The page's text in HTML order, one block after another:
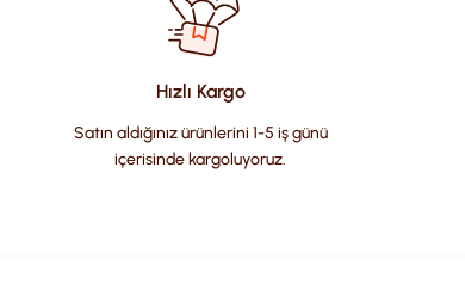
Ürün resmi kalitesiz, bozuk veya görüntülenemiyor.
Ürün açıklamasında eksik bilgiler bulunuyor.
Ürün bilgilerinde hatalar bulunuyor.
Bu ürüne benzer farklı alternatifler olmalı.
Hızlı Kargo
Satın aldığınız ürünlerini 1-5 iş günü
içerisinde kargoluyoruz.